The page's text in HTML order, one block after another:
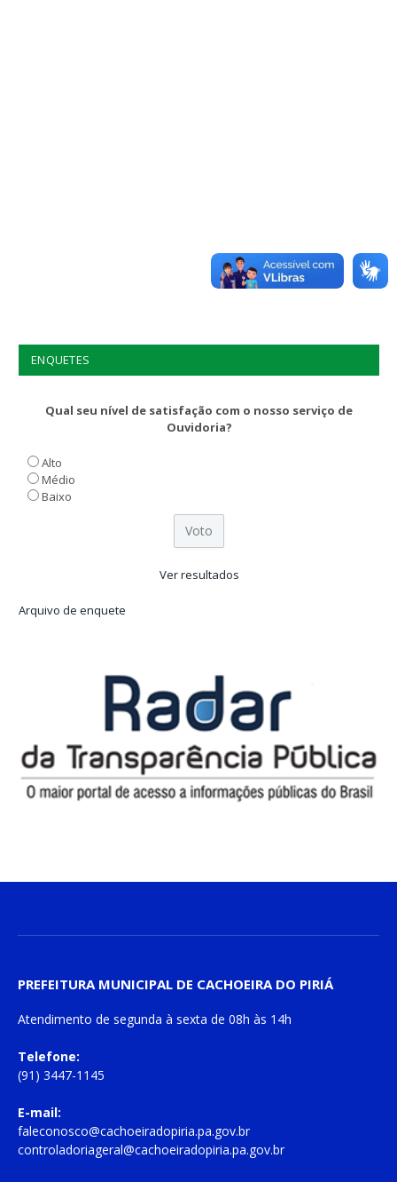
ENQUETES
Qual seu nível de satisfação com o nosso serviço de
Ouvidoria?
Alto
Médio
Baixo
Ver resultados
Arquivo de enquete
PREFEITURA MUNICIPAL DE CACHOEIRA DO PIRIÁ
Atendimento de segunda à sexta de 08h às 14h
Telefone:
(91) 3447-1145
E-mail:
faleconosco@cachoeiradopiria.pa.gov.br
controladoriageral@cachoeiradopiria.pa.gov.br